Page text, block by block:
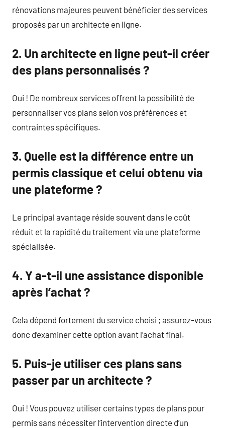
rénovations majeures peuvent bénéficier des services
proposés par un architecte en ligne.
2. Un architecte en ligne peut-il créer
des plans personnalisés ?
Oui ! De nombreux services offrent la possibilité de
personnaliser vos plans selon vos préférences et
contraintes spécifiques.
3. Quelle est la différence entre un
permis classique et celui obtenu via
une plateforme ?
Le principal avantage réside souvent dans le coût
réduit et la rapidité du traitement via une plateforme
spécialisée.
4. Y a-t-il une assistance disponible
après l’achat ?
Cela dépend fortement du service choisi ; assurez-vous
donc d’examiner cette option avant l’achat final.
5. Puis-je utiliser ces plans sans
passer par un architecte ?
Oui ! Vous pouvez utiliser certains types de plans pour
permis sans nécessiter l’intervention directe d’un